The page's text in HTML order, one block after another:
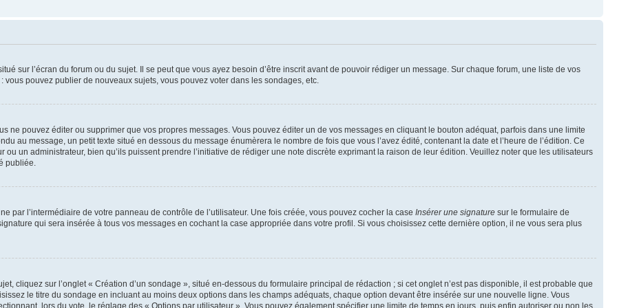
sur l’écran du forum ou du sujet. Il se peut que vous ayez besoin d’être inscrit avant de pouvoir rédiger un message. Sur chaque forum, une liste de vos
pouvez publier de nouveaux sujets, vous pouvez voter dans les sondages, etc.
ne pouvez éditer ou supprimer que vos propres messages. Vous pouvez éditer un de vos messages en cliquant le bouton adéquat, parfois dans une limite
au message, un petit texte situé en dessous du message énumèrera le nombre de fois que vous l’avez édité, contenant la date et l’heure de l’édition. Ce
ou un administrateur, bien qu’ils puissent prendre l’initiative de rédiger une note discrète exprimant la raison de leur édition. Veuillez noter que les utilisateurs
publiée.
par l’intermédiaire de votre panneau de contrôle de l’utilisateur. Une fois créée, vous pouvez cocher la case Insérer une signature sur le formulaire de
qui sera insérée à tous vos messages en cochant la case appropriée dans votre profil. Si vous choisissez cette dernière option, il ne vous sera plus
cliquez sur l’onglet « Création d’un sondage », situé en-dessous du formulaire principal de rédaction ; si cet onglet n’est pas disponible, il est probable que
le titre du sondage en incluant au moins deux options dans les champs adéquats, chaque option devant être insérée sur une nouvelle ligne. Vous
lors du vote, le réglage des « Options par utilisateur ». Vous pouvez également spécifier une limite de temps en jours, puis enfin autoriser ou non les